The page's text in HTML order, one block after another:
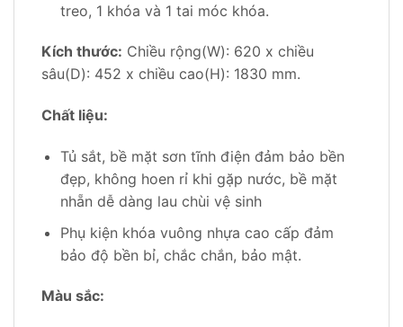
treo, 1 khóa và 1 tai móc khóa.
Kích thước: Chiều rộng(W): 620 x chiều
sâu(D): 452 x chiều cao(H): 1830 mm.
Chất liệu:
Tủ sắt, bề mặt sơn tĩnh điện đảm bảo bền
đẹp, không hoen rỉ khi gặp nước, bề mặt
nhẵn dễ dàng lau chùi vệ sinh
Phụ kiện khóa vuông nhựa cao cấp đảm
bảo độ bền bỉ, chắc chắn, bảo mật.
Màu sắc: